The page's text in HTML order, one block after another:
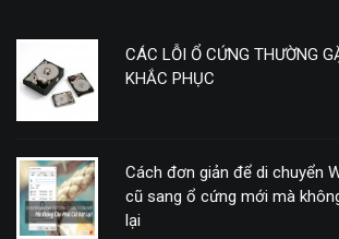
CÁC LỖI Ổ CỨNG THƯỜNG
KHẮC PHỤC
Cách đơn giản để di chuyển
cũ sang ổ cứng mới mà
lại